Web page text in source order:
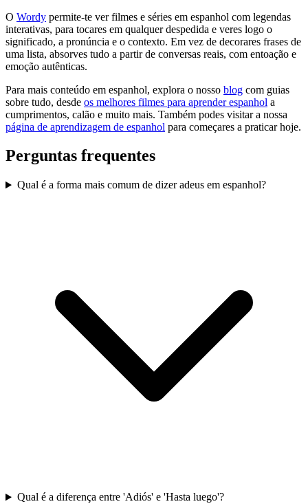
O Wordy permite-te ver filmes e séries em espanhol com legendas
interativas, para tocares em qualquer despedida e veres logo o
significado, a pronúncia e o contexto. Em vez de decorares frases de
uma lista, absorves tudo a partir de conversas reais, com entoação e
emoção autênticas.
Para mais conteúdo em espanhol, explora o nosso blog com guias
sobre tudo, desde os melhores filmes para aprender espanhol a
cumprimentos, calão e muito mais. Também podes visitar a nossa
página de aprendizagem de espanhol para começares a praticar hoje.
Perguntas frequentes
Qual é a forma mais comum de dizer adeus em espanhol?
Qual é a diferença entre 'Adiós' e 'Hasta luego'?